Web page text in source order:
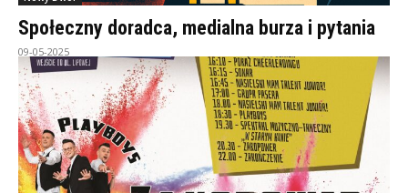
Społeczny doradca, medialna burza i pytania
09-05-2025